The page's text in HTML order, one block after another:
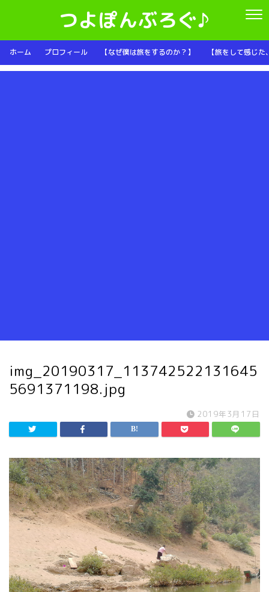
つよぽんぶろぐ♪
ホーム プロフィール 【なぜ僕は旅をするのか？】 【旅をして感じ
img_20190317_113742522131645
5691371198.jpg
2019年3月17日